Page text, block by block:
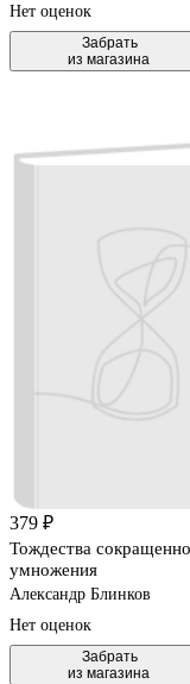
Нет оценок
Забрать
из магазина
379 ₽
Тождества
умножения
Александр Блинков
Нет оценок
Забрать
из магазина